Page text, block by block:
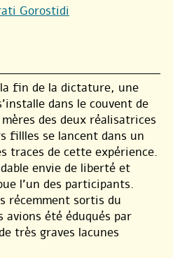
Gorostidi
fin de la dictature, une
dans le couvent de
des deux réalisatrices
fillles se lancent dans un
traces de cette expérience.
envie de liberté et
l’un des participants.
récemment sortis du
été éduqués par
très graves lacunes